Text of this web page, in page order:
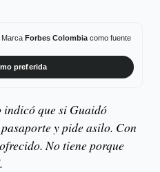
Marca Forbes Colombiacomo fuente
preferida
que si Guaidó
y pide asilo. Con
No tiene porque